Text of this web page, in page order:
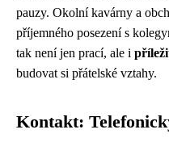
pauzy. Okolní kavárny a
příjemného posezení s
tak není jen prací, ale i
budovat si přátelské vztahy.
Kontakt: